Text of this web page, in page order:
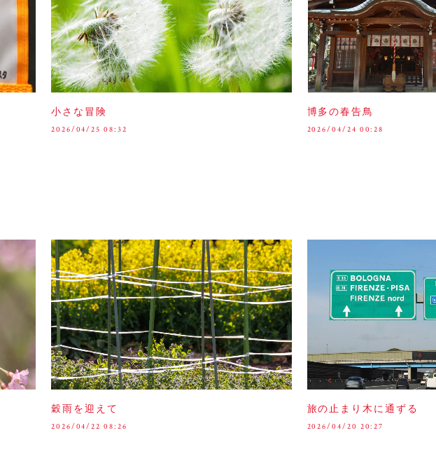
小さな冒険
2026/04/25 08:32
博多の春告鳥
2026/04/24 00:28
穀雨を迎えて
2026/04/22 08:26
旅の止まり木に通ずる
2026/04/20 20:27